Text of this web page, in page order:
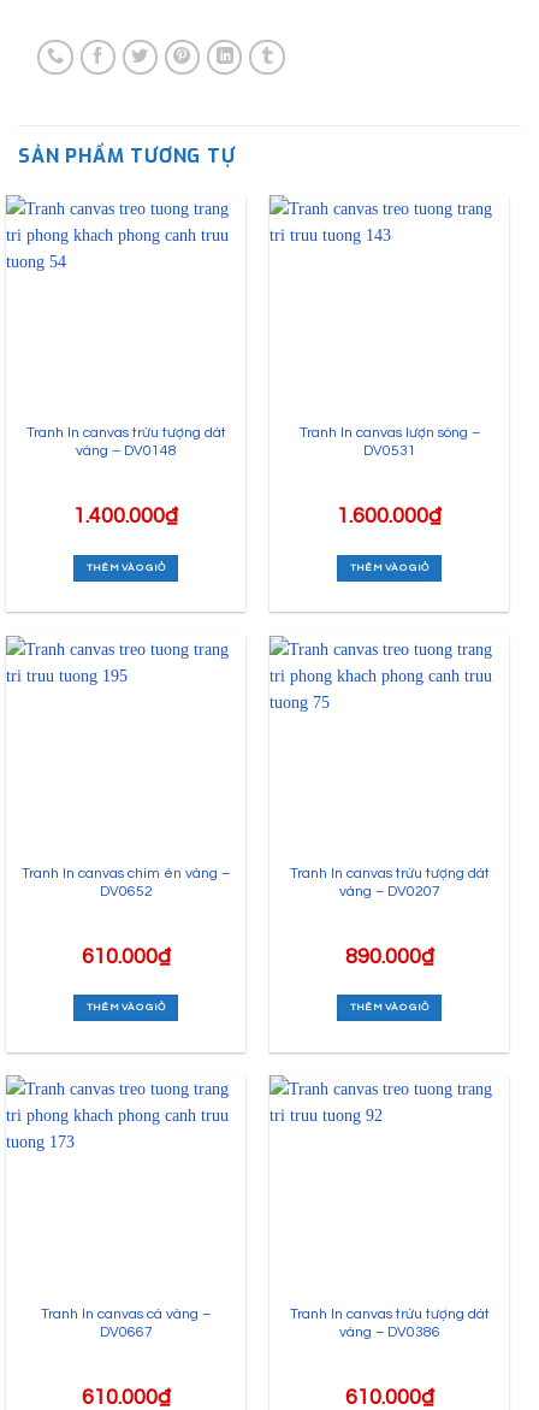
SẢN PHẨM TƯƠNG TỰ
Tranh In canvas trừu tượng dát
vàng – DV0148
1.400.000₫
THÊM VÀO GIỎ
Tranh In canvas lượn sóng –
DV0531
1.600.000₫
THÊM VÀO GIỎ
Tranh In canvas chim én vàng –
DV0652
610.000₫
THÊM VÀO GIỎ
Tranh In canvas trừu tượng dát
vàng – DV0207
890.000₫
THÊM VÀO GIỎ
Tranh In canvas cá vàng –
DV0667
610.000₫
Tranh In canvas trừu tượng dát
vàng – DV0386
610.000₫